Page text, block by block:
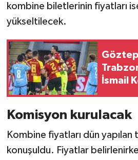
kombine biletlerinin fiyatları
yükseltilecek.
İsmail
Komisyon kurulacak
Kombine fiyatları dün yapılan
konuşuldu. Fiyatlar